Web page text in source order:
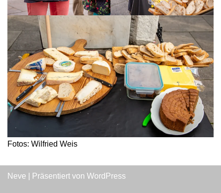
Fotos: Wilfried Weis
Neve | Präsentiert von WordPress